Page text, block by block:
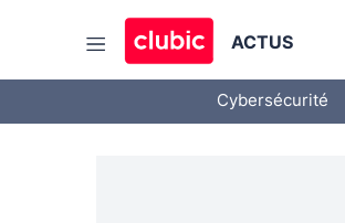
ACTUS
Cybersécurité